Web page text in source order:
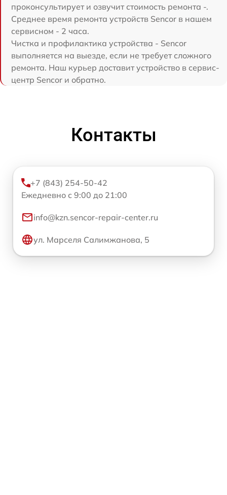
проконсультирует и озвучит стоимость ремонта -.
Среднее время ремонта устройств Sencor в нашем
сервисном - 2 часа.
Чистка и профилактика устройства - Sencor
выполняется на выезде, если не требует сложного
ремонта. Наш курьер доставит устройство в сервис-
центр Sencor и обратно.
Контакты
+7 (843) 254-50-42
Ежедневно с 9:00 до 21:00
info@kzn.sencor-repair-center.ru
ул. Марселя Салимжанова, 5